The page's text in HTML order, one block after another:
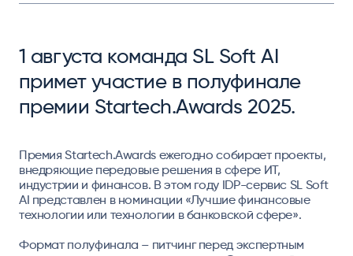
1 августа команда SL Soft AI
примет участие в полуфинале
премии Startech.Awards 2025.
Премия Startech.Awards ежегодно собирает проекты,
внедряющие передовые решения в сфере ИТ,
индустрии и финансов. В этом году IDP-сервис SL Soft
AI представлен в номинации «Лучшие финансовые
технологии или технологии в банковской сфере».
Формат полуфинала – питчинг перед экспертным